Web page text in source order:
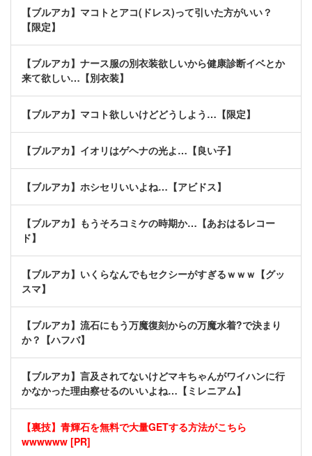
【ブルアカ】マコトとアコ(ドレス)って引いた方がいい？
【限定】
【ブルアカ】ナース服の別衣装欲しいから健康診断イベとか
来て欲しい…【別衣装】
【ブルアカ】マコト欲しいけどどうしよう…【限定】
【ブルアカ】イオリはゲヘナの光よ…【良い子】
【ブルアカ】ホシセリいいよね…【アビドス】
【ブルアカ】もうそろコミケの時期か…【あおはるレコー
ド】
【ブルアカ】いくらなんでもセクシーがすぎるｗｗｗ【グッ
スマ】
【ブルアカ】流石にもう万魔復刻からの万魔水着?で決まり
か？【ハフバ】
【ブルアカ】言及されてないけどマキちゃんがワイハンに行
かなかった理由察せるのいいよね…【ミレニアム】
【裏技】青輝石を無料で大量GETする方法がこちら
wwwwww [PR]